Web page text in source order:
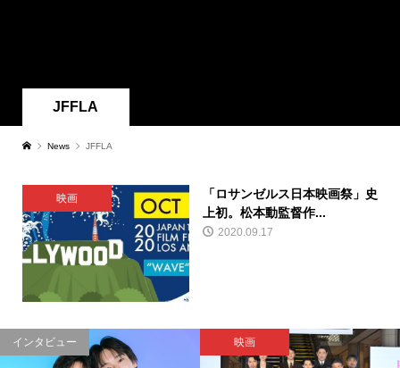
JFFLA
News JFFLA
映画
「ロサンゼルス日本映画祭」史
上初。松本動監督作...
2020.09.17
インタビュー 映画